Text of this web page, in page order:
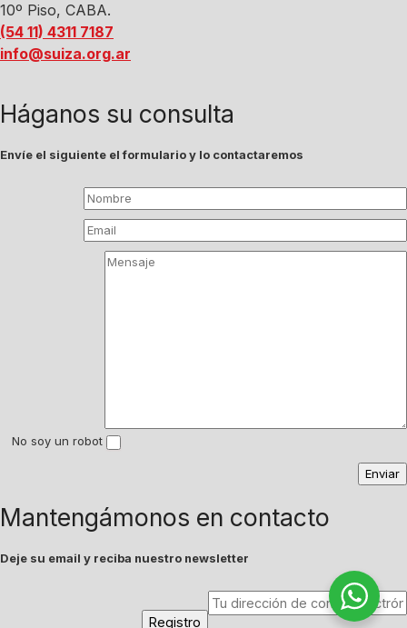
10º Piso, CABA.
(54 11) 4311 7187
info@suiza.org.ar
Háganos su consulta
Envíe el siguiente el formulario y lo contactaremos
No soy un robot
Mantengámonos en contacto
Deje su email y reciba nuestro newsletter